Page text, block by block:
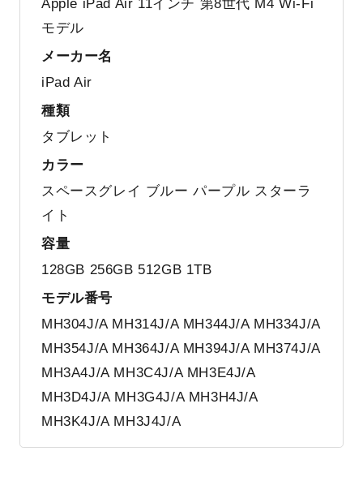
Apple iPad Air 11インチ 第8世代 M4 Wi-Fi
モデル
メーカー名
iPad Air
種類
タブレット
カラー
スペースグレイ ブルー パープル スターラ
イト
容量
128GB 256GB 512GB 1TB
モデル番号
MH304J/A MH314J/A MH344J/A MH334J/A
MH354J/A MH364J/A MH394J/A MH374J/A
MH3A4J/A MH3C4J/A MH3E4J/A
MH3D4J/A MH3G4J/A MH3H4J/A
MH3K4J/A MH3J4J/A